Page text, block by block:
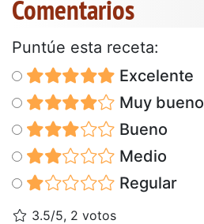
Comentarios
Puntúe esta receta:
Excelente
Muy bueno
Bueno
Medio
Regular
3.5/5, 2 votos